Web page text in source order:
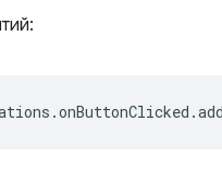
.onButtonClicked .